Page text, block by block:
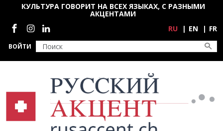
Перейти к основному содержанию
ВОЙТИ
КУЛЬТУРА ГОВОРИТ НА ВСЕХ ЯЗЫКАХ, С РАЗНЫМИ
АКЦЕНТАМИ
Социальные сети
RU EN FR